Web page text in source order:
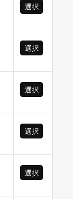
選択
選択
選択
選択
選択